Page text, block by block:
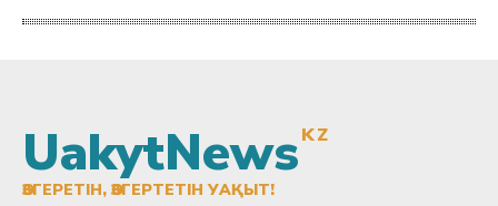
UakytNewsKZ
ӨЗГЕРЕТІН, ӨЗГЕРТЕТІН УАҚЫТ!